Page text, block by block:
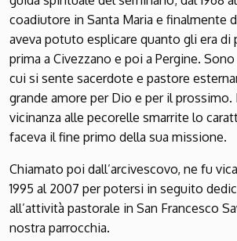
coadiutore in Santa Maria e finalmente
aveva potuto esplicare quanto gli era di
prima a Civezzano e poi a Pergine.
cui si sente sacerdote e pastore
grande amore per Dio e per il prossimo.
vicinanza alle pecorelle smarrite lo
faceva il fine primo della sua missione.
Chiamato poi dall’arcivescovo, ne fu
1995 al 2007 per potersi in seguito
all’attività pastorale in San Francesco
nostra parrocchia.